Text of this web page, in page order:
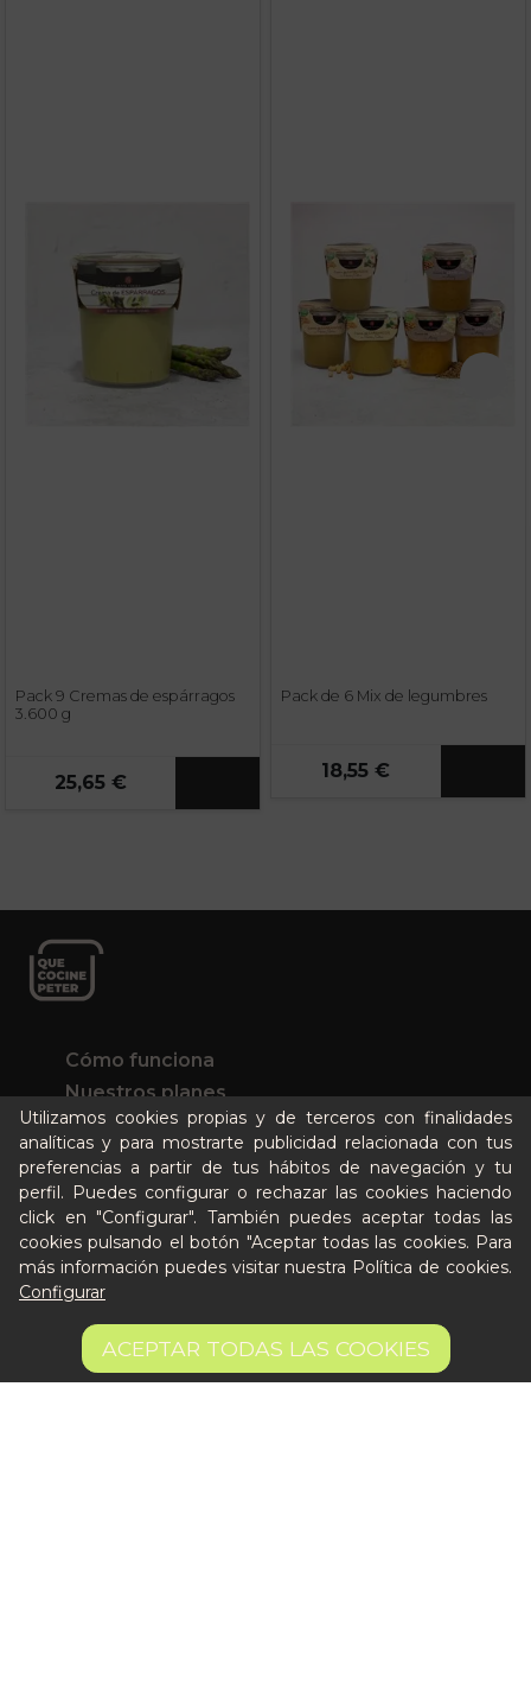
10,95 € AÑADIR A LA CESTA
Pack 9 Cremas de espárragos
3.600 g
25,65 €
Pack de 6 Mix de legumbres
18,55 €
Utilizamos cookies propias y de terceros con finalidades
analíticas y para mostrarte publicidad relacionada con tus
preferencias a partir de tus hábitos de navegación y tu
perfil. Puedes configurar o rechazar las cookies haciendo
click en "Configurar". También puedes aceptar todas las
cookies pulsando el botón "Aceptar todas las cookies. Para
más información puedes visitar nuestra Política de cookies.
Configurar
ACEPTAR TODAS LAS COOKIES
Cómo funciona
Nuestros planes
Casos de éxito
Soy un particular
Quién es Peter
Recursos / Blog
Escríbenos al Whatsapp
Escríbenos al correo